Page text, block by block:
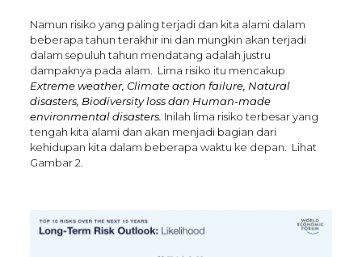
Namun risiko yang paling terjadi dan kita alami dalam
beberapa tahun terakhir ini dan mungkin akan terjadi
dalam sepuluh tahun mendatang adalah justru
dampaknya pada alam. Lima risiko itu mencakup
Extreme weather, Climate action failure, Natural
disasters, Biodiversity loss dan Human-made
environmental disasters. Inilah lima risiko terbesar yang
tengah kita alami dan akan menjadi bagian dari
kehidupan kita dalam beberapa waktu ke depan. Lihat
Gambar 2.